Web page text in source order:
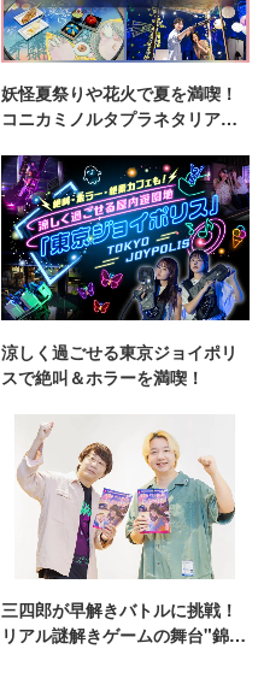
妖怪夏祭りや花火で夏を満喫！
コニカミノルタプラネタリア
涼しく過ごせる東京ジョイポリ
スで絶叫＆ホラーを満喫！
三四郎が早解きバトルに挑戦！
リアル謎解きゲームの舞台"錦糸